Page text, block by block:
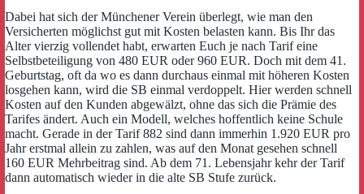
Dabei hat sich der Münchener Verein überlegt, wie man den
Versicherten möglichst gut mit Kosten belasten kann. Bis Ihr das
Alter vierzig vollendet habt, erwarten Euch je nach Tarif eine
Selbstbeteiligung von 480 EUR oder 960 EUR. Doch mit dem 41.
Geburtstag, oft da wo es dann durchaus einmal mit höheren Kosten
losgehen kann, wird die SB einmal verdoppelt. Hier werden schnell
Kosten auf den Kunden abgewälzt, ohne das sich die Prämie des
Tarifes ändert. Auch ein Modell, welches hoffentlich keine Schule
macht. Gerade in der Tarif 882 sind dann immerhin 1.920 EUR pro
Jahr erstmal allein zu zahlen, was auf den Monat gesehen schnell
160 EUR Mehrbeitrag sind. Ab dem 71. Lebensjahr kehr der Tarif
dann automatisch wieder in die alte SB Stufe zurück.